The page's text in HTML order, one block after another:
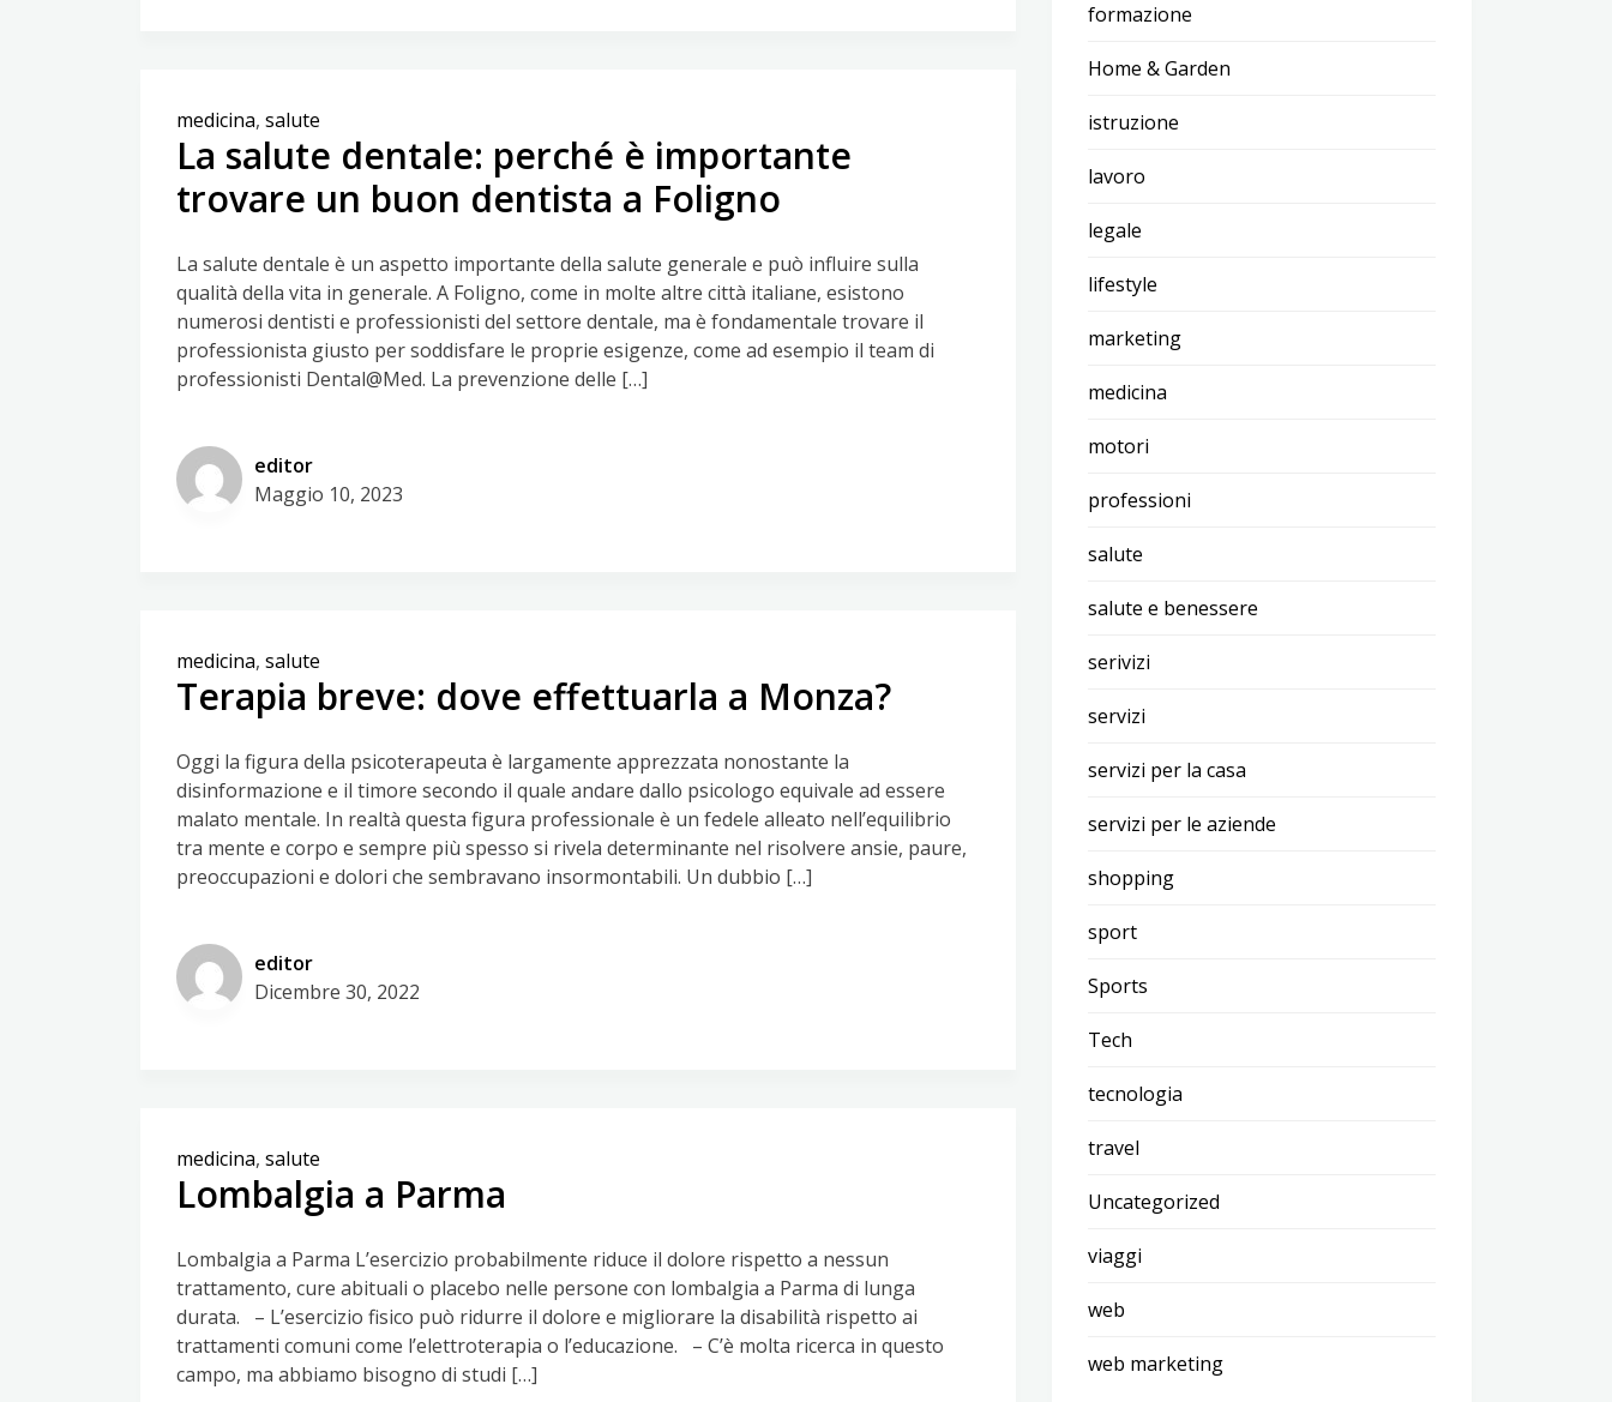
medicina, salute
La salute dentale: perché è importante
trovare un buon dentista a Foligno
La salute dentale è un aspetto importante della salute generale e può influire sulla
qualità della vita in generale. A Foligno, come in molte altre città italiane, esistono
numerosi dentisti e professionisti del settore dentale, ma è fondamentale trovare il
professionista giusto per soddisfare le proprie esigenze, come ad esempio il team di
professionisti Dental@Med. La prevenzione delle […]
editor
Maggio 10, 2023
medicina, salute
Terapia breve: dove effettuarla a Monza?
Oggi la figura della psicoterapeuta è largamente apprezzata nonostante la
disinformazione e il timore secondo il quale andare dallo psicologo equivale ad essere
malato mentale. In realtà questa figura professionale è un fedele alleato nell’equilibrio
tra mente e corpo e sempre più spesso si rivela determinante nel risolvere ansie, paure,
preoccupazioni e dolori che sembravano insormontabili. Un dubbio […]
editor
Dicembre 30, 2022
medicina, salute
Lombalgia a Parma
Lombalgia a Parma L’esercizio probabilmente riduce il dolore rispetto a nessun
trattamento, cure abituali o placebo nelle persone con lombalgia a Parma di lunga
durata. – L’esercizio fisico può ridurre il dolore e migliorare la disabilità rispetto ai
trattamenti comuni come l’elettroterapia o l’educazione. – C’è molta ricerca in questo
campo, ma abbiamo bisogno di studi […]
formazione
Home & Garden
istruzione
lavoro
legale
lifestyle
marketing
medicina
motori
professioni
salute
salute e benessere
serivizi
servizi
servizi per la casa
servizi per le aziende
shopping
sport
Sports
Tech
tecnologia
travel
Uncategorized
viaggi
web
web marketing